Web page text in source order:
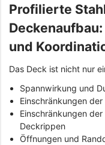
Profilierte
und
Das Deck ist nicht nur
Spannwirkung und
Einschränkungen
Einschränkungen
Deckrippen
Öffnungen und